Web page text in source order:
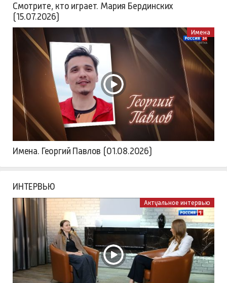
Смотрите, кто играет. Мария Бердинских
(15.07.2026)
Имена
Имена. Георгий Павлов (01.08.2026)
ИНТЕРВЬЮ
Актуальное интервью